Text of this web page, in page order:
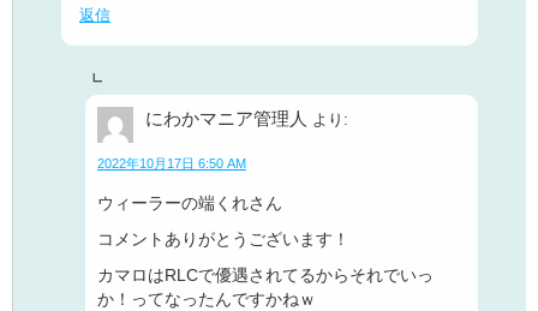
返信
にわかマニア管理人 より:
2022年10月17日 6:50 AM
ウィーラーの端くれさん
コメントありがとうございます！
カマロはRLCで優遇されてるからそれでいっ
か！ってなったんですかねｗ